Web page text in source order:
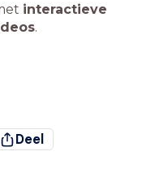
interactieve
.
Deel